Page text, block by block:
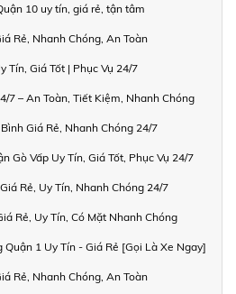
10 uy tín, giá rẻ, tận tâm
Rẻ, Nhanh Chóng, An Toàn
Tín, Giá Tốt | Phục Vụ 24/7
7 – An Toàn, Tiết Kiệm, Nhanh Chóng
Giá Rẻ, Nhanh Chóng 24/7
Gò Vấp Uy Tín, Giá Tốt, Phục Vụ 24/7
Rẻ, Uy Tín, Nhanh Chóng 24/7
Rẻ, Uy Tín, Có Mặt Nhanh Chóng
Quận 1 Uy Tín - Giá Rẻ [Gọi Là Xe Ngay]
Rẻ, Nhanh Chóng, An Toàn